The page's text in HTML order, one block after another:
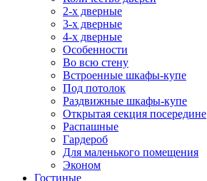
2-х дверные
3-х дверные
4-х дверные
Особенности
Во всю стену
Встроенные шкафы-купе
Под потолок
Раздвижные шкафы-купе
Открытая секция посередине
Распашные
Гардероб
Для маленького помещения
Эконом
Гостиные